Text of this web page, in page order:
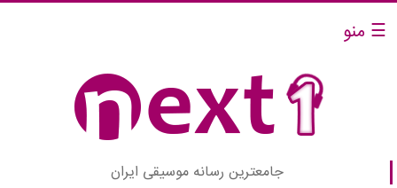
☰ منو
جامعترین رسانه موسیقی ایران